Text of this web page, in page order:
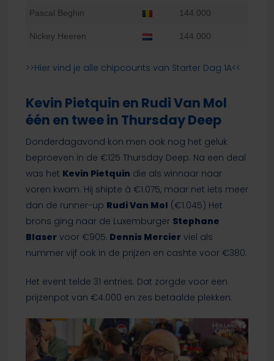
Pascal Beghin 144.000
Nickey Heeren 144.000
>>Hier vind je alle chipcounts van Starter Dag 1A<<
Kevin Pietquin en Rudi Van Mol
één en twee in Thursday Deep
Donderdagavond kon men ook nog het geluk
beproeven in de €125 Thursday Deep. Na een deal
was het Kevin Pietquin die als winnaar naar
voren kwam. Hij shipte à €1.075, maar net iets meer
dan de runner-up Rudi Van Mol (€1.045) Het
brons ging naar de Luxemburger Stephane
Blaservoor €905. Dennis Mercierviel als
nummer vijf ook in de prijzen en cashte voor €380.
Het event telde 31 entries. Dat zorgde voor een
prijzenpot van €4.000 en zes betaalde plekken.